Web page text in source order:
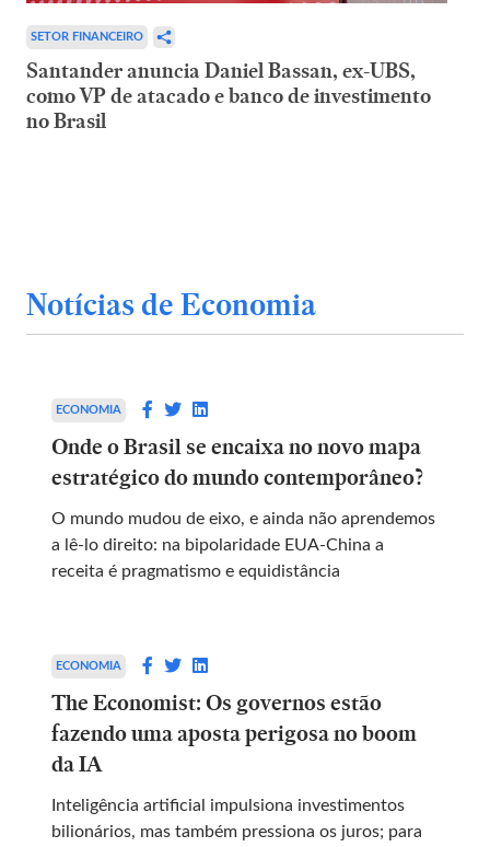
SETOR FINANCEIRO
Santander anuncia Daniel Bassan, ex-UBS,
como VP de atacado e banco de investimento
no Brasil
Notícias de Economia
ECONOMIA
Onde o Brasil se encaixa no novo mapa
estratégico do mundo contemporâneo?
O mundo mudou de eixo, e ainda não aprendemos
a lê-lo direito: na bipolaridade EUA-China a
receita é pragmatismo e equidistância
ECONOMIA
The Economist: Os governos estão
fazendo uma aposta perigosa no boom
da IA
Inteligência artificial impulsiona investimentos
bilionários, mas também pressiona os juros; para